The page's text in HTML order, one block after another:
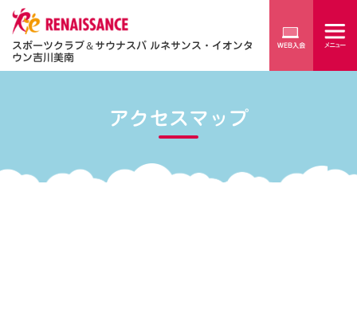
スポーツクラブ＆サウナスパ ルネサンス・イオンタ
ウン吉川美南
アクセスマップ